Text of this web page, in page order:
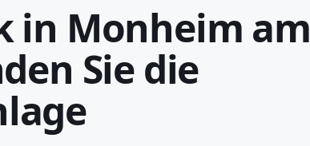
in Monheim am
Sie die